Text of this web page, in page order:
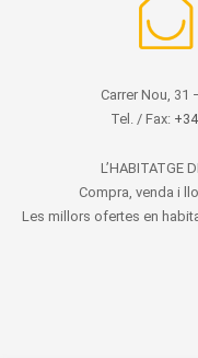
Carrer Nou, 31
Tel. / Fax:
L’HABITATGE
Compra, venda i
Les millors ofertes en